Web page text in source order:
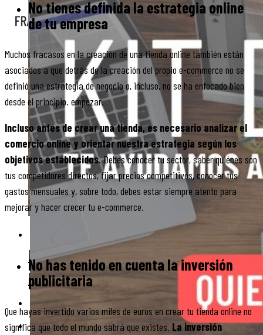
X
DE
ÉXITO
NOSOTROS
KIT
No tienes definida la estrategia online
de tu empresa
Muchos fracasos en la creación de una tienda online también están
asociados a que detrás de la creación del propio e-commerce no se
definió una estrategia de negocio o, incluso, no se ha enfocado bien
desde el principio. empezar.
Incluso antes de crear una tienda, es necesario analizar el
comercio online y orientar nuestra estrategia según los
objetivos establecidos. Debes conocer tu sector, saber quiénes son
tus competidores directos, fijar precios competitivos, conocer tus
gastos mensuales y, sobre todo, debes estar siempre atento para
mejorar y hacer crecer tu e-commerce.
No has tenido en cuenta la inversión
publicitaria
Que hayas invertido varios miles de euros en crear tu tienda online no
significa que todo el mundo sabrá que existes. La inversión